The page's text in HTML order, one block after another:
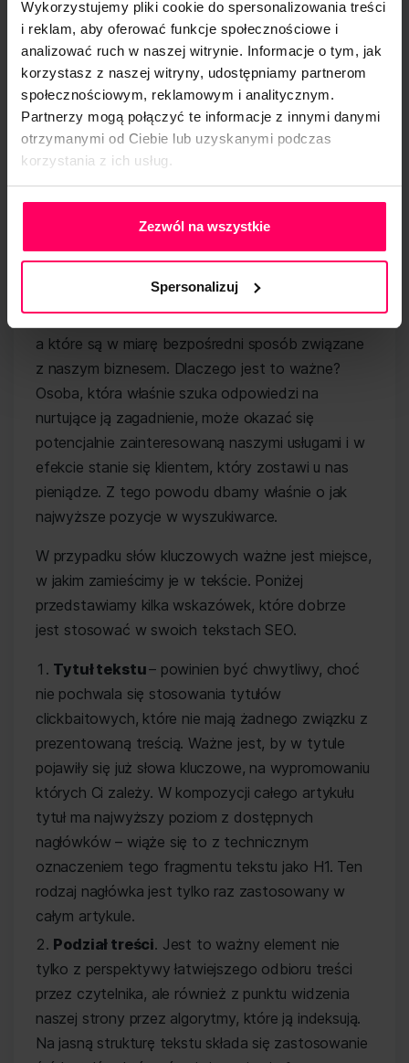
Wykorzystujemy pliki cookie do spersonalizowania treści
i reklam, aby oferować funkcje społecznościowe i
analizować ruch w naszej witrynie. Informacje o tym, jak
korzystasz z naszej witryny, udostępniamy partnerom
społecznościowym, reklamowym i analitycznym.
Partnerzy mogą połączyć te informacje z innymi danymi
otrzymanymi od Ciebie lub uzyskanymi podczas
korzystania z ich usług.
Polityka Prywatności
Zezwól na wszystkie
Spersonalizuj
Przygotowując treści pod kątem działania
wyszukiwarek internetowych i zwiększenia
widoczności oraz pozycji strony w wynikach
wyszukiwania, warto wziąć pod uwagę kilka
elementów związanych z warstwą edytorską. Jak
się okazuje,to jak wizualnie wygląda nasz
tekst, również jest istotne z poziomu robota
Google’a indeksującego naszą stronę www.
zebranie listy słów i fraz kluczowych
których użytkownik będzie przeszukiwać Internet,
a które są w miarę bezpośredni sposób związane
z naszym biznesem. Dlaczego jest to ważne?
Osoba, która właśnie szuka odpowiedzi na
nurtujące ją zagadnienie, może okazać się
potencjalnie zainteresowaną naszymi usługami i w
efekcie stanie się klientem, który zostawi u nas
pieniądze. Z tego powodu dbamy właśnie o jak
najwyższe pozycje w wyszukiwarce.
W przypadku słów kluczowych ważne jest miejsce,
w jakim zamieścimy je w tekście. Poniżej
przedstawiamy kilka wskazówek, które dobrze
jest stosować w swoich tekstach SEO.
Tytuł tekstu– powinien być chwytliwy, choć
nie pochwala się stosowania tytułów
clickbaitowych, które nie mają żadnego związku z
prezentowaną treścią. Ważne jest, by w tytule
pojawiły się już słowa kluczowe, na wypromowaniu
których Ci zależy. W kompozycji całego artykułu
tytuł ma najwyższy poziom z dostępnych
nagłówków – wiąże się to z technicznym
oznaczeniem tego fragmentu tekstu jako H1. Ten
rodzaj nagłówka jest tylko raz zastosowany w
całym artykule.
Podział treści. Jest to ważny element nie
tylko z perspektywy łatwiejszego odbioru treści
przez czytelnika, ale również z punktu widzenia
naszej strony przez algorytmy, które ją indeksują.
Na jasną strukturę tekstu składa się zastosowanie